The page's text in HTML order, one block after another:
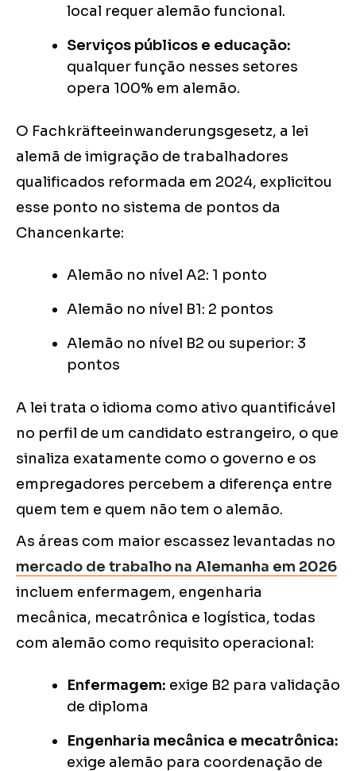
local requer alemão funcional.
Serviços públicos e educação:
qualquer função nesses setores
opera 100% em alemão.
O Fachkräfteeinwanderungsgesetz, a lei
alemã de imigração de trabalhadores
qualificados reformada em 2024, explicitou
esse ponto no sistema de pontos da
Chancenkarte:
Alemão no nível A2: 1 ponto
Alemão no nível B1: 2 pontos
Alemão no nível B2 ou superior: 3
pontos
A lei trata o idioma como ativo quantificável
no perfil de um candidato estrangeiro, o que
sinaliza exatamente como o governo e os
empregadores percebem a diferença entre
quem tem e quem não tem o alemão.
As áreas com maior escassez levantadas no
mercado de trabalho na Alemanha em 2026
incluem enfermagem, engenharia
mecânica, mecatrônica e logística, todas
com alemão como requisito operacional:
Enfermagem: exige B2 para validação
de diploma
Engenharia mecânica e mecatrônica:
exige alemão para coordenação de